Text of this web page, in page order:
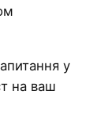
у
на ваш